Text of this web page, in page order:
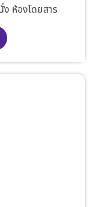
ห้องโดยสาร